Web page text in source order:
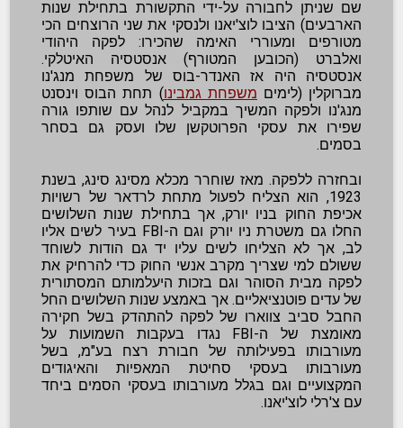
שם שניתן לחבורה על-ידי התקשורת בתחילת שנות
הארבעים) הציבו לוצ'יאנו ולנסקי את שני הרוצחים הכי
מטורפים ומעוררי האימה שהכירו: לפקה היהודי
ואלברט (הכובען המטורף) אנסטסיה האיטלקי.
אנסטסיה היה אז האנדר-בוס של משפחת מנג'נו
מברוקלין (לימים משפחת גמבינו) תחת הבוס וינסנט
מנג'נו ולפקה המשיך במקביל לנהל עם שותפו גורה
שפירו את עסקי הפרוטקשן שלו ועסק גם בסחר
בסמים.
ובחזרה ללפקה. מאז שוחרר מכלא מסינג סינג, בשנת
1923, הוא הצליח לפעול מתחת לרדאר של רשויות
אכיפת החוק בניו יורק, אך בתחילת שנות השלושים
החלו גם משטרת ניו יורק וגם ה-FBI בעיר לשים אליו
לב, אך לא הצליחו לשים עליו יד גם הודות לשוחד
ששולם למי שצריך מקרב אנשי החוק כדי להרחיק את
לפקה מבית הסוהר וגם בזכות היעלמותם המסתורית
של עדים פוטנציאליים. אך באמצע שנות השלושים החל
החבל סביב צווארו של לפקה להתהדק בשל חקירה
מאומצת של ה-FBI נגדו בעקבות השמועות על
מעורבותו בפעילותה של חבורת רצח בע"מ, בשל
מעורבותו בעסקי סחיטת המאפיות והאיגודים
המקצועיים וגם בגלל מעורבותו בעסקי הסמים ביחד
עם צ'רלי לוצ'יאנו.